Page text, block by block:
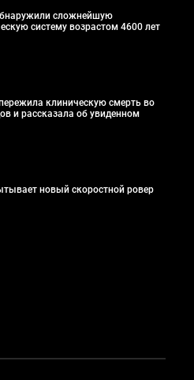
сложнейшую
систему возрастом 4600 лет
клиническую смерть во
и рассказала об увиденном
новый скоростной ровер